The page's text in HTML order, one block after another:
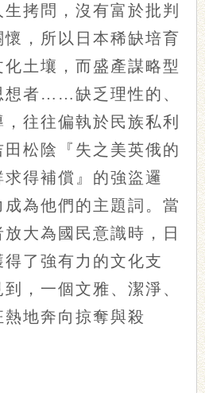
拷問，沒有富於批判
，所以日本稀缺培育
土壤，而盛產謀略型
想者……缺乏理性的、
往往偏執於民族私利
松陰『失之美英俄的
得補償』的強盜邏
為他們的主題詞。當
大為國民意識時，日
了強有力的文化支
，一個文雅、潔淨、
地奔向掠奪與殺